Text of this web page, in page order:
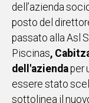
dell’azienda
posto del
passato alla Asl
Piscinas,
dell'aziendaper
essere stato
sottolinea il